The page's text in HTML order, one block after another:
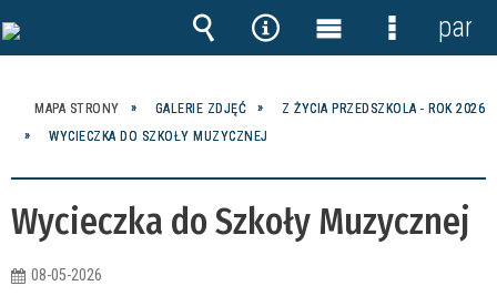
MAPA STRONY GALERIE ZDJĘĆ
Z ŻYCIA PRZEDSZKOLA - ROK 2026
WYCIECZKA DO SZKOŁY MUZYCZNEJ
Wycieczka do Szkoły Muzycznej
08-05-2026
Wyszukiwarka
Narzędzia
MenuMenu
panel